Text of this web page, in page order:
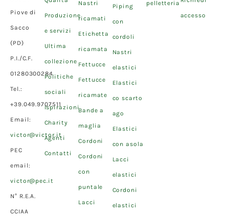
Piove di
Sacco
(PD)
P.I./C.F.
01280300284
Tel.:
+39.049.9707511
Email:
victor@victor.it
PEC
email:
victor@pec.it
N° R.E.A.
CCIAA
Produzione
e servizi
Ultima
collezione
Politiche
sociali
Ispirazioni
Charity
Agenti
Contatti
Nastri
ricamati
Etichetta
ricamata
Fettucce
Fettucce
ricamate
Bande a
maglia
Cordoni
Cordoni
con
puntale
Lacci
Piping
con
cordoli
Nastri
elastici
Elastici
co scarto
ago
Elastici
con asola
Lacci
elastici
Cordoni
elastici
pelletteria
accesso